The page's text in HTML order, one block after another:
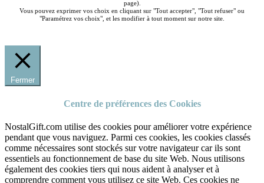
page).
Vous pouvez exprimer vos choix en cliquant sur "Tout accepter", "Tout refuser" ou
"Paramétrez vos choix", et les modifier à tout moment sur notre site.
Fermer
Centre de préférences des Cookies
NostalGift.com utilise des cookies pour améliorer votre expérience
pendant que vous naviguez. Parmi ces cookies, les cookies classés
comme nécessaires sont stockés sur votre navigateur car ils sont
essentiels au fonctionnement de base du site Web. Nous utilisons
également des cookies tiers qui nous aident à analyser et à
comprendre comment vous utilisez ce site Web. Ces cookies ne